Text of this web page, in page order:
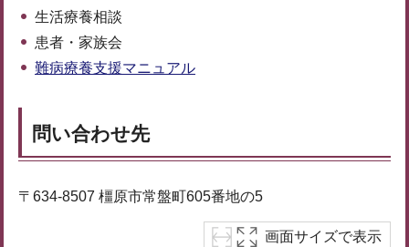
生活療養相談
患者・家族会
難病療養支援マニュアル
問い合わせ先
〒634-8507 橿原市常盤町605番地の5
画面サイズで表示